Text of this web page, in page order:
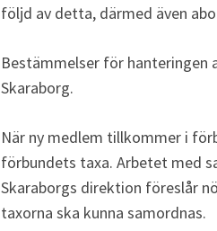
följd av detta, därmed även
Bestämmelser för
Skaraborg.
När ny medlem tillkommer i
förbundets taxa. Arbetet med
Skaraborgs direktion föreslår
taxorna ska kunna samordnas.